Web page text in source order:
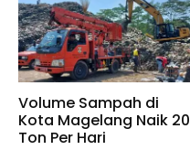
Volume Sampah di
Kota Magelang Naik 20
Ton Per Hari